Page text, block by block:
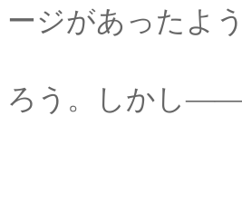
ージがあったよ
まったこと
ろう。しかし
「しかし、